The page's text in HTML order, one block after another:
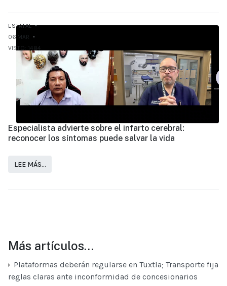
ESTATAL
06.MAR
VISTO: 1484
Especialista advierte sobre el infarto cerebral:
reconocer los síntomas puede salvar la vida
LEE MÁS…
Más artículos…
Plataformas deberán regularse en Tuxtla; Transporte fija
reglas claras ante inconformidad de concesionarios